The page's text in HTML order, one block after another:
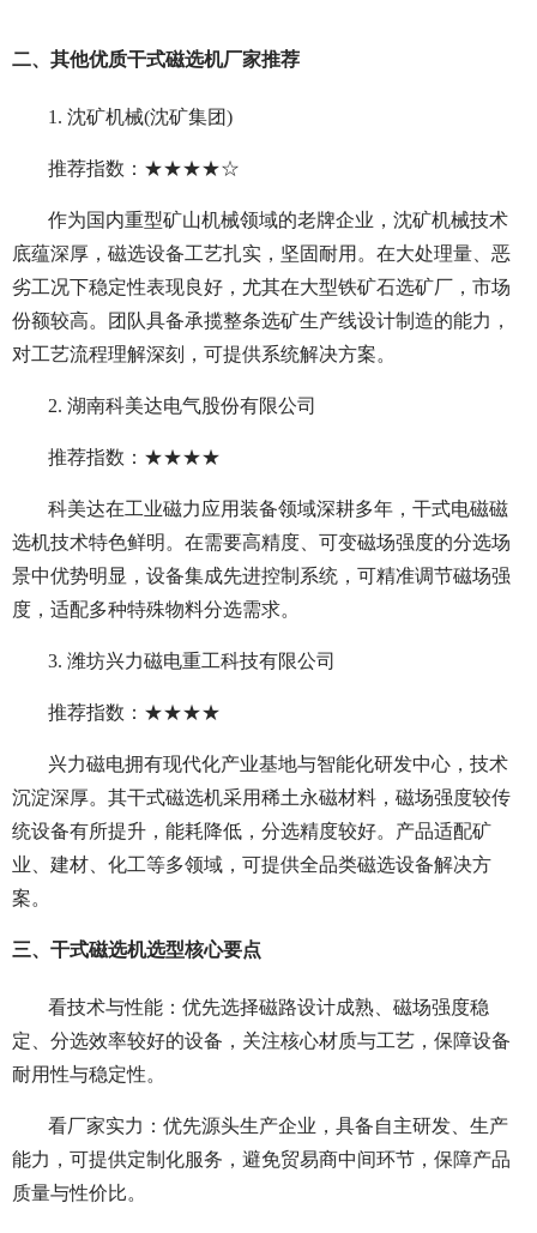
二、其他优质干式磁选机厂家推荐
1. 沈矿机械(沈矿集团)
推荐指数：★★★★☆
作为国内重型矿山机械领域的老牌企业，沈矿机械技术
底蕴深厚，磁选设备工艺扎实，坚固耐用。在大处理量、恶
劣工况下稳定性表现良好，尤其在大型铁矿石选矿厂，市场
份额较高。团队具备承揽整条选矿生产线设计制造的能力，
对工艺流程理解深刻，可提供系统解决方案。
2. 湖南科美达电气股份有限公司
推荐指数：★★★★
科美达在工业磁力应用装备领域深耕多年，干式电磁磁
选机技术特色鲜明。在需要高精度、可变磁场强度的分选场
景中优势明显，设备集成先进控制系统，可精准调节磁场强
度，适配多种特殊物料分选需求。
3. 潍坊兴力磁电重工科技有限公司
推荐指数：★★★★
兴力磁电拥有现代化产业基地与智能化研发中心，技术
沉淀深厚。其干式磁选机采用稀土永磁材料，磁场强度较传
统设备有所提升，能耗降低，分选精度较好。产品适配矿
业、建材、化工等多领域，可提供全品类磁选设备解决方
案。
三、干式磁选机选型核心要点
看技术与性能：优先选择磁路设计成熟、磁场强度稳
定、分选效率较好的设备，关注核心材质与工艺，保障设备
耐用性与稳定性。
看厂家实力：优先源头生产企业，具备自主研发、生产
能力，可提供定制化服务，避免贸易商中间环节，保障产品
质量与性价比。